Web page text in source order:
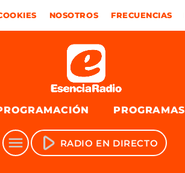
NOSOTROS FRECUENCIAS
PROGRAMAS
menu play_arrowRADIO EN DIRECTO